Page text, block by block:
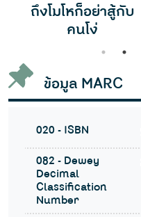
ถึงโมโหก็อย่าสู้กับ
คนโง่
1 2
ข้อมูล MARC
020 - ISBN
082 - Dewey
Decimal
Classification
Number